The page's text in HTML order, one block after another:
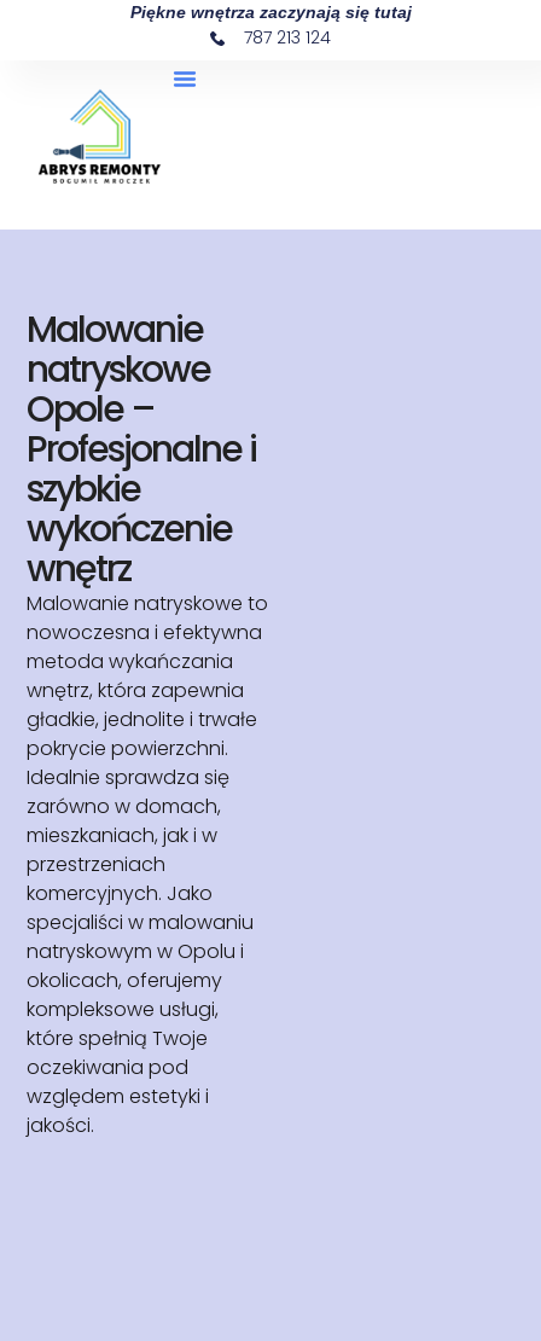
Piękne wnętrza zaczynają się tutaj
787 213 124
Malowanie
natryskowe
Opole –
Profesjonalne i
szybkie
wykończenie
wnętrz
Malowanie natryskowe to
nowoczesna i efektywna
metoda wykańczania
wnętrz, która zapewnia
gładkie, jednolite i trwałe
pokrycie powierzchni.
Idealnie sprawdza się
zarówno w domach,
mieszkaniach, jak i w
przestrzeniach
komercyjnych. Jako
specjaliści w malowaniu
natryskowym w Opolu i
okolicach, oferujemy
kompleksowe usługi,
które spełnią Twoje
oczekiwania pod
względem estetyki i
jakości.